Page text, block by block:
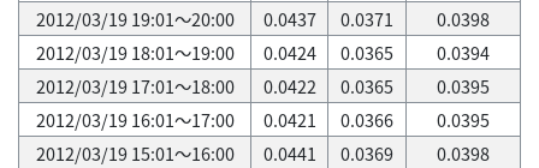
2012/03/19 19:01～20:00
0.0437 0.0371
0.0398
2012/03/19 18:01～19:00
0.0424 0.0365
0.0394
2012/03/19 17:01～18:00
0.0422 0.0365
0.0395
2012/03/19 16:01～17:00
0.0421 0.0366
0.0395
2012/03/19 15:01～16:00
0.0441 0.0369
0.0398